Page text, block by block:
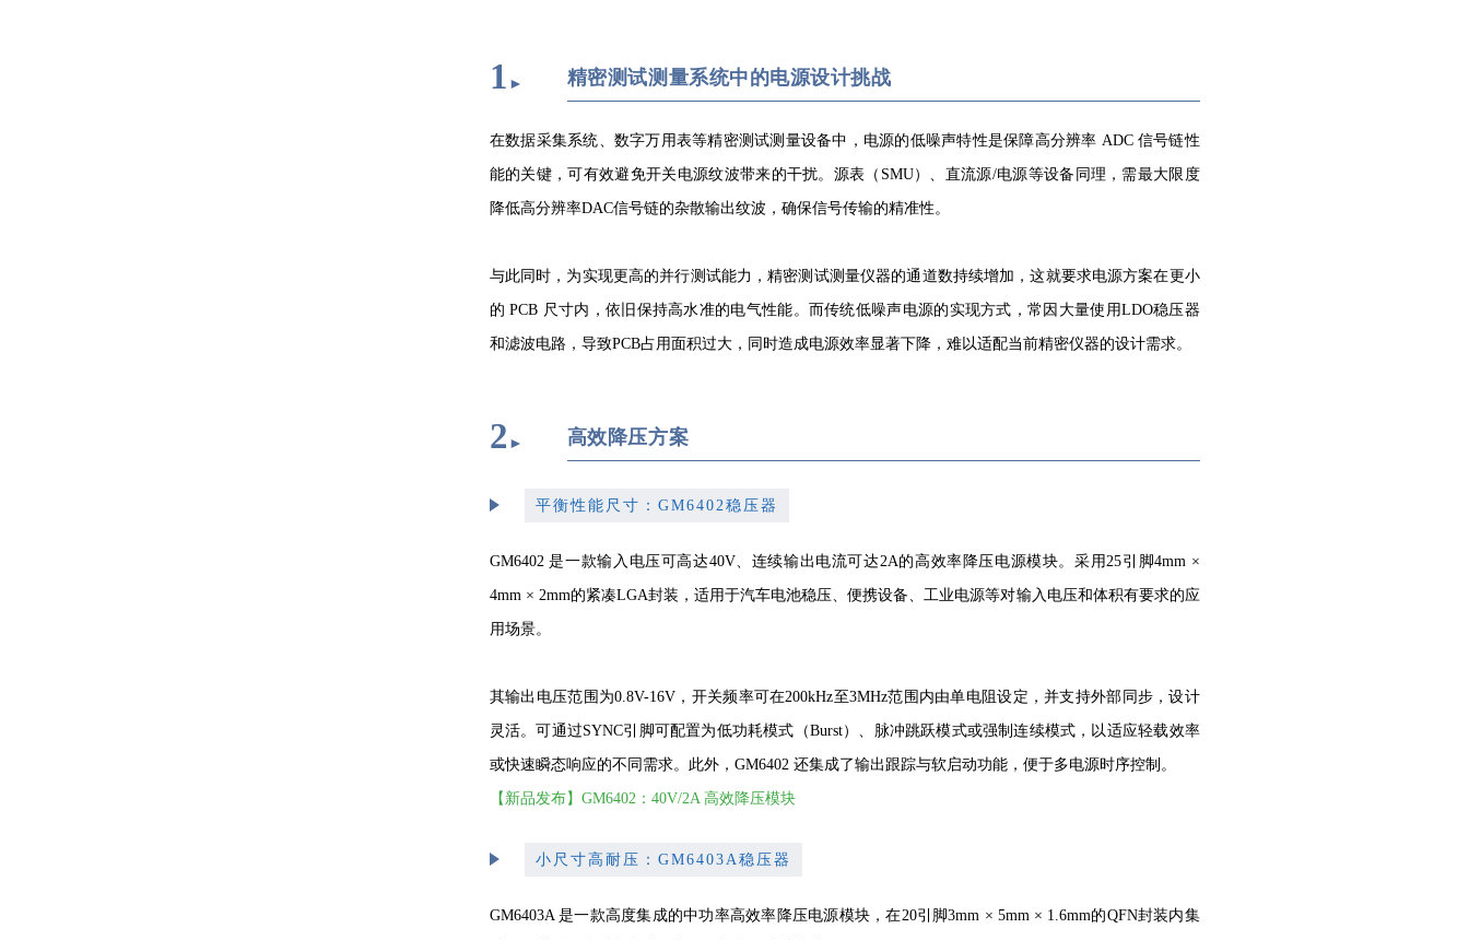
1 ► 精密测试测量系统中的电源设计挑战
在数据采集系统、数字万用表等精密测试测量设备中，电源的低噪声特性是保障高分辨率 ADC 信号链性
能的关键，可有效避免开关电源纹波带来的干扰。源表（SMU）、直流源/电源等设备同理，需最大限度
降低高分辨率DAC信号链的杂散输出纹波，确保信号传输的精准性。
与此同时，为实现更高的并行测试能力，精密测试测量仪器的通道数持续增加，这就要求电源方案在更小
的 PCB 尺寸内，依旧保持高水准的电气性能。而传统低噪声电源的实现方式，常因大量使用LDO稳压器
和滤波电路，导致PCB占用面积过大，同时造成电源效率显著下降，难以适配当前精密仪器的设计需求。
2 ► 高效降压方案
平衡性能尺寸：GM6402稳压器
GM6402 是一款输入电压可高达40V、连续输出电流可达2A的高效率降压电源模块。采用25引脚4mm ×
4mm × 2mm的紧凑LGA封装，适用于汽车电池稳压、便携设备、工业电源等对输入电压和体积有要求的应
用场景。
其输出电压范围为0.8V-16V，开关频率可在200kHz至3MHz范围内由单电阻设定，并支持外部同步，设计
灵活。可通过SYNC引脚可配置为低功耗模式（Burst）、脉冲跳跃模式或强制连续模式，以适应轻载效率
或快速瞬态响应的不同需求。此外，GM6402 还集成了输出跟踪与软启动功能，便于多电源时序控制。
【新品发布】GM6402：40V/2A 高效降压模块
小尺寸高耐压：GM6403A稳压器
GM6403A 是一款高度集成的中功率高效率降压电源模块，在20引脚3mm × 5mm × 1.6mm的QFN封装内集